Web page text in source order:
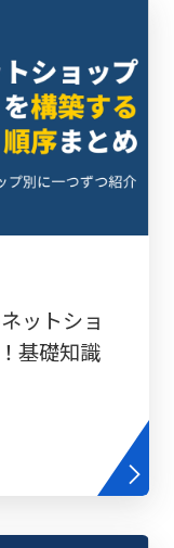
ットショ
基礎知識